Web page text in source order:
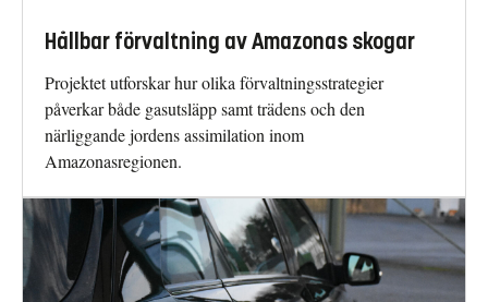
Hållbar förvaltning av Amazonas skogar
Projektet utforskar hur olika förvaltningsstrategier
påverkar både gasutsläpp samt trädens och den
närliggande jordens assimilation inom
Amazonasregionen.